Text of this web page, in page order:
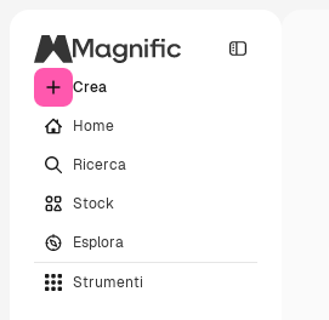
Crea
Home
Ricerca
Stock
Esplora
Strumenti